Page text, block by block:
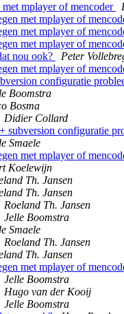
mplayer of mencoder
met mplayer of
met mplayer of
met mplayer of
nou ook?
Peter
met mplayer of
configuratie
Boomstra
Bosma
Didier Collard
subversion configuratie
Smaele
met mplayer of
Koelewijn
Th. Jansen
Th. Jansen
Roeland Th. Jansen
Jelle Boomstra
Smaele
Roeland Th. Jansen
Th. Jansen
met mplayer of
Jelle Boomstra
Hugo van der Kooij
Jelle Boomstra